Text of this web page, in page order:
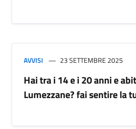
AVVISI 23 SETTEMBRE 2025
Hai tra i 14 e i 20 anni e
Lumezzane? fai sentire la